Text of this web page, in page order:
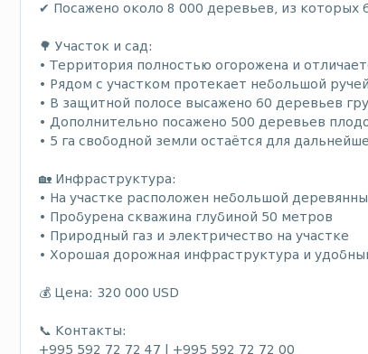
✔ Посажено около 8 000 деревьев, из которых
🌳 Участок и сад:
• Территория полностью огорожена и
• Рядом с участком протекает небольшой ручей
• В защитной полосе высажено 60 деревьев
• Дополнительно посажено 500 деревьев
• 5 га свободной земли остаётся для
🏡 Инфраструктура:
• На участке расположен небольшой
• Пробурена скважина глубиной 50 метров
• Природный газ и электричество на участке
• Хорошая дорожная инфраструктура и
💰 Цена: 320 000 USD
📞 Контакты:
+995 592 72 72 47 | +995 592 72 72 00